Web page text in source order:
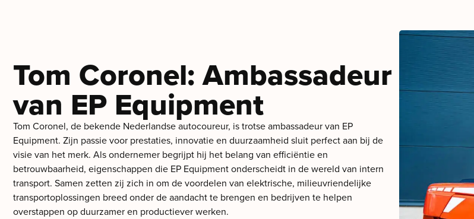
Tom Coronel: Ambassadeur
van EP Equipment
Tom Coronel, de bekende Nederlandse autocoureur, is trotse ambassadeur van EP
Equipment. Zijn passie voor prestaties, innovatie en duurzaamheid sluit perfect aan bij de
visie van het merk. Als ondernemer begrijpt hij het belang van efficiëntie en
betrouwbaarheid, eigenschappen die EP Equipment onderscheidt in de wereld van intern
transport. Samen zetten zij zich in om de voordelen van elektrische, milieuvriendelijke
transportoplossingen breed onder de aandacht te brengen en bedrijven te helpen
overstappen op duurzamer en productiever werken.